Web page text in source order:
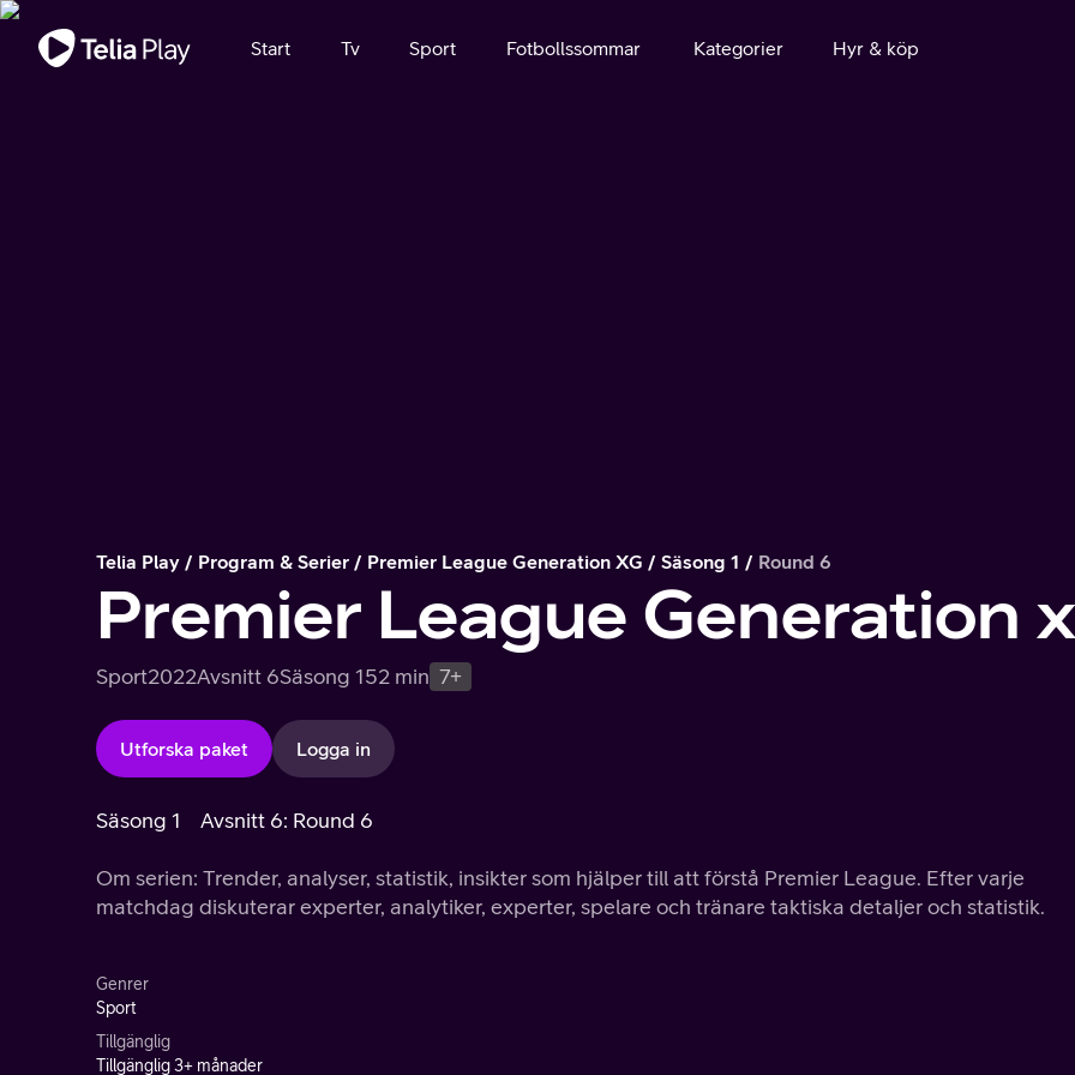
Viktigt meddelande
Start Tv Sport Fotbollssommar Kategorier Hyr & köp
Telia Play Program & Serier Premier League Generation XG Säsong 1 Round 6
Premier League Generation
Sport2022Avsnitt 6Säsong 152 min 7+
Utforska paket Logga in
Säsong 1 Avsnitt 6: Round 6
Om serien: Trender, analyser, statistik, insikter som hjälper till att förstå Premier League. Efter varje
matchdag diskuterar experter, analytiker, experter, spelare och tränare taktiska detaljer och statistik.
Genrer
Sport
Tillgänglig
Tillgänglig 3+ månader